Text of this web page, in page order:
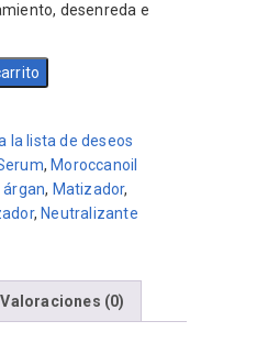
desenreda e
la lista de deseos
, Moroccanoil
árgan, Matizador,
, Neutralizante
Valoraciones (0)